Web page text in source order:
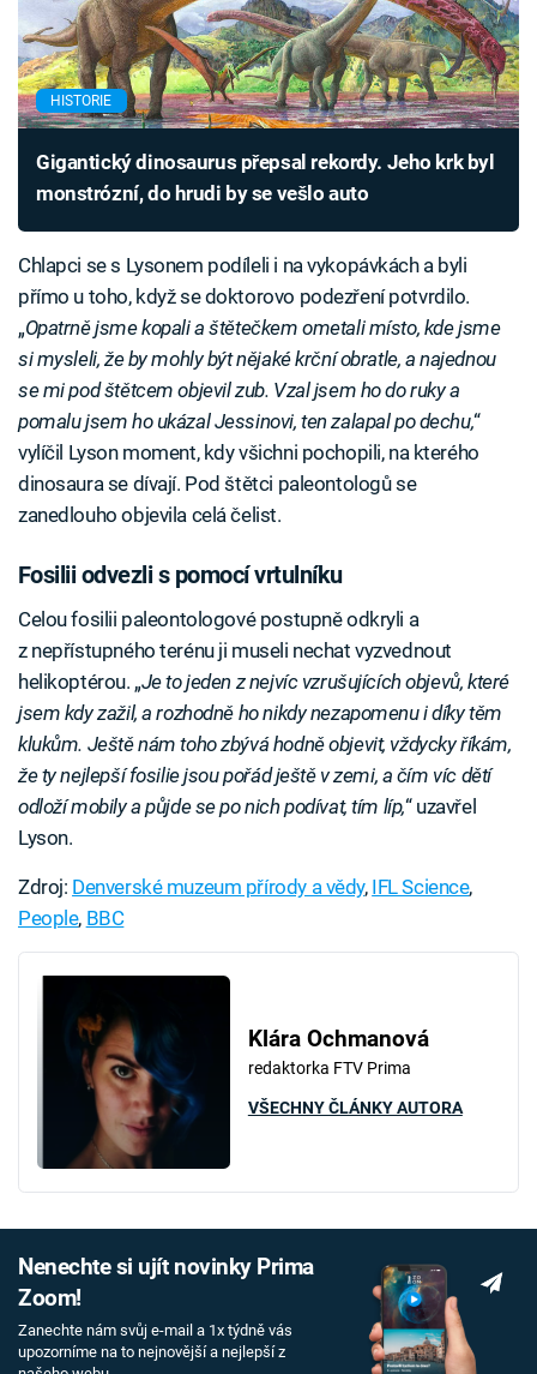
HISTORIE
Gigantický dinosaurus přepsal rekordy. Jeho krk byl
monstrózní, do hrudi by se vešlo auto
Chlapci se s Lysonem podíleli i na vykopávkách a byli
přímo u toho, když se doktorovo podezření potvrdilo.
„Opatrně jsme kopali a štětečkem ometali místo, kde jsme
si mysleli, že by mohly být nějaké krční obratle, a najednou
se mi pod štětcem objevil zub. Vzal jsem ho do ruky a
pomalu jsem ho ukázal Jessinovi, ten zalapal po dechu,“
vylíčil Lyson moment, kdy všichni pochopili, na kterého
dinosaura se dívají. Pod štětci paleontologů se
zanedlouho objevila celá čelist.
Fosilii odvezli s pomocí vrtulníku
Celou fosilii paleontologové postupně odkryli a
z nepřístupného terénu ji museli nechat vyzvednout
helikoptérou. „Je to jeden z nejvíc vzrušujících objevů, které
jsem kdy zažil, a rozhodně ho nikdy nezapomenu i díky těm
klukům. Ještě nám toho zbývá hodně objevit, vždycky říkám,
že ty nejlepší fosilie jsou pořád ještě v zemi, a čím víc dětí
odloží mobily a půjde se po nich podívat, tím líp,“ uzavřel
Lyson.
Zdroj: Denverské muzeum přírody a vědy, IFL Science,
People, BBC
Klára Ochmanová
redaktorka FTV Prima
VŠECHNY ČLÁNKY AUTORA
Nenechte si ujít novinky Prima
Zoom!
Zanechte nám svůj e-mail a 1x týdně vás
upozorníme na to nejnovější a nejlepší z